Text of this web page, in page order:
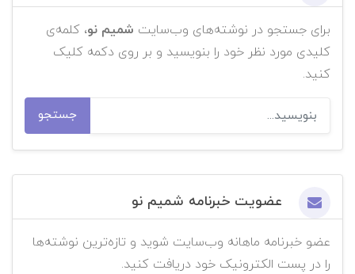
برای جستجو در نوشته‌های وب‌سایت شمیم نو، کلمه‌ی
کلیدی مورد نظر خود را بنویسید و بر روی دکمه کلیک
کنید.
جستجو
عضویت خبرنامه شمیم نو
عضو خبرنامه ماهانه وب‌سایت شوید و تازه‌ترین نوشته‌ها
را در پست الکترونیک خود دریافت کنید.